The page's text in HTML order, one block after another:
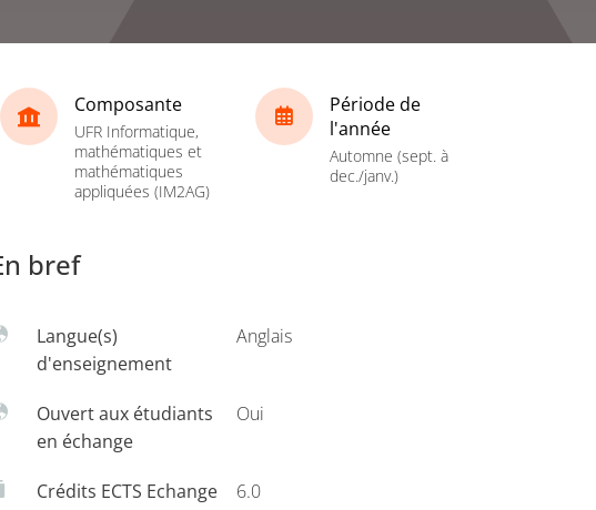
Composante
UFR Informatique,
mathématiques et
mathématiques
appliquées (IM2AG)
Période de
l'année
Automne (sept. à
dec./janv.)
bref
Langue(s)
d'enseignement
Anglais
Ouvert aux étudiants
en échange
Oui
Crédits ECTS Echange 6.0